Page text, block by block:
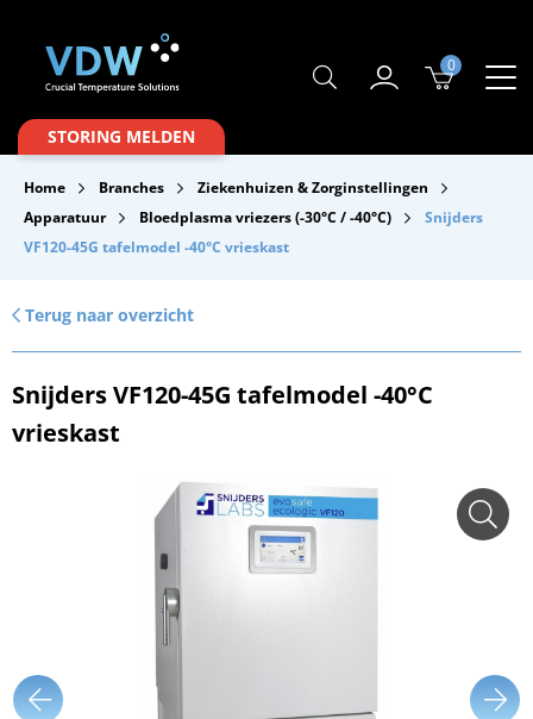
Producten
Branches
Merken
Over VDW
Service & Onderhoud
Downloads
0
STORING MELDEN
Home Branches
Ziekenhuizen & Zorginstellingen
Apparatuur
Bloedplasma vriezers (-30°C / -40°C)
Snijders
VF120-45G tafelmodel -40°C vrieskast
Terug naar overzicht
Snijders VF120-45G tafelmodel -40°C
vrieskast